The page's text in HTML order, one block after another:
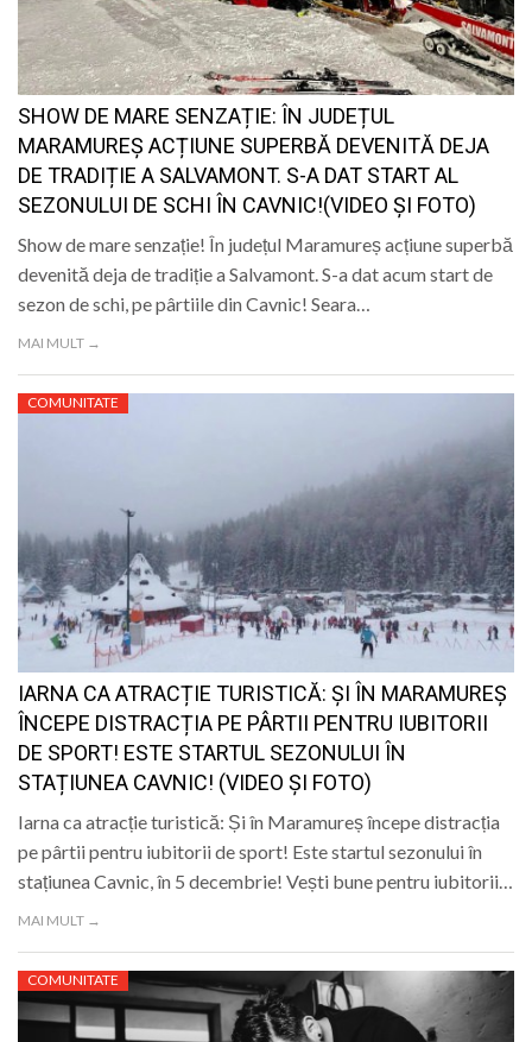
SHOW DE MARE SENZAȚIE: ÎN JUDEȚUL
MARAMUREȘ ACȚIUNE SUPERBĂ DEVENITĂ DEJA
DE TRADIȚIE A SALVAMONT. S-A DAT START AL
SEZONULUI DE SCHI ÎN CAVNIC!(VIDEO ȘI FOTO)
Show de mare senzație! În județul Maramureș acțiune superbă
devenită deja de tradiție a Salvamont. S-a dat acum start de
sezon de schi, pe pârtiile din Cavnic! Seara…
MAI MULT →
COMUNITATE
IARNA CA ATRACȚIE TURISTICĂ: ȘI ÎN MARAMUREȘ
ÎNCEPE DISTRACȚIA PE PÂRTII PENTRU IUBITORII
DE SPORT! ESTE STARTUL SEZONULUI ÎN
STAȚIUNEA CAVNIC! (VIDEO ȘI FOTO)
Iarna ca atracție turistică: Și în Maramureș începe distracția
pe pârtii pentru iubitorii de sport! Este startul sezonului în
stațiunea Cavnic, în 5 decembrie! Vești bune pentru iubitorii…
MAI MULT →
COMUNITATE